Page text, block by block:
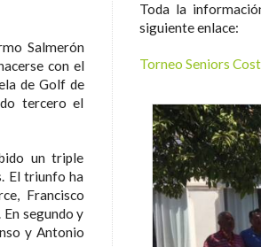
Salmerón
con el
de Golf de
tercero el
un triple
El triunfo ha
Francisco
segundo y
y Antonio
Toda la
siguiente enlace:
Torneo Seniors